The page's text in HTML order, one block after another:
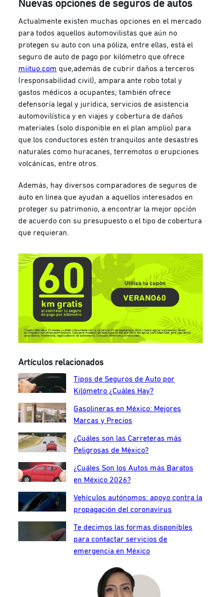
Nuevas opciones de seguros de autos
Actualmente existen muchas opciones en el mercado
para todos aquellos automovilistas que aún no
protegen su auto con una póliza, entre ellas, está el
seguro de auto de pago por kilómetro que ofrece
miituo.com que,además de cubrir daños a terceros
(responsabilidad civil), ampara ante robo total y
gastos médicos a ocupantes; también ofrece
defensoría legal y jurídica, servicios de asistencia
automovilística y en viajes y cobertura de daños
materiales (solo disponible en el plan amplio) para
que los conductores estén tranquilos ante desastres
naturales como huracanes, terremotos o erupciones
volcánicas, entre otros.
Además, hay diversos comparadores de seguros de
auto en línea que ayudan a aquellos interesados en
proteger su patrimonio, a encontrar la mejor opción
de acuerdo con su presupuesto o el tipo de cobertura
que requieran.
Artículos relacionados
Tipos de Seguros de Auto por
Kilómetro ¿Cuáles Hay?
Gasolineras en México: Mejores
Marcas y Precios
¿Cuáles son las Carreteras más
Peligrosas de México?
¿Cuáles Son los Autos más Baratos
en México 2026?
Vehículos autónomos: apoyo contra la
propagación del coronavirus
Te decimos las formas disponibles
para contactar servicios de
emergencia en México